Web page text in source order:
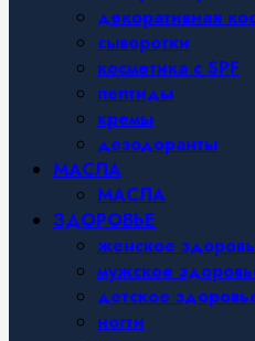
декоративная
сыворотки
косметика с SPF
пептиды
кремы
дезодоранты
МАСЛА
МАСЛА
ЗДОРОВЬЕ
женское
мужское
детское
ногти